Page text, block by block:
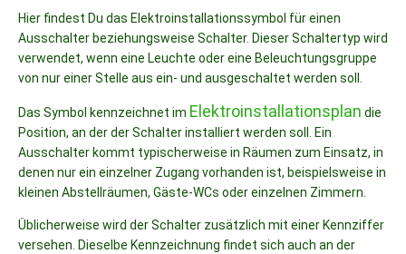
Hier findest Du das Elektroinstallationssymbol für einen
Ausschalter beziehungsweise Schalter. Dieser Schaltertyp wird
verwendet, wenn eine Leuchte oder eine Beleuchtungsgruppe
von nur einer Stelle aus ein- und ausgeschaltet werden soll.
Das Symbol kennzeichnet im Elektroinstallationsplan die
Position, an der der Schalter installiert werden soll. Ein
Ausschalter kommt typischerweise in Räumen zum Einsatz, in
denen nur ein einzelner Zugang vorhanden ist, beispielsweise in
kleinen Abstellräumen, Gäste-WCs oder einzelnen Zimmern.
Üblicherweise wird der Schalter zusätzlich mit einer Kennziffer
versehen. Dieselbe Kennzeichnung findet sich auch an der